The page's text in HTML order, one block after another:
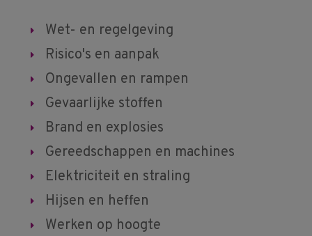
Wet- en regelgeving
Risico's en aanpak
Ongevallen en rampen
Gevaarlijke stoffen
Brand en explosies
Gereedschappen en machines
Elektriciteit en straling
Hijsen en heffen
Werken op hoogte